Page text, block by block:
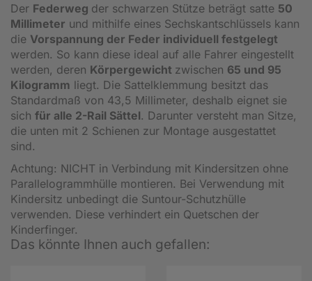
Der Federweg der schwarzen Stütze beträgt satte 50
Millimeter und mithilfe eines Sechskantschlüssels kann
die Vorspannung der Feder individuell festgelegt
werden. So kann diese ideal auf alle Fahrer eingestellt
werden, deren Körpergewicht zwischen 65 und 95
Kilogramm liegt. Die Sattelklemmung besitzt das
Standardmaß von 43,5 Millimeter, deshalb eignet sie
sich für alle 2-Rail Sättel. Darunter versteht man Sitze,
die unten mit 2 Schienen zur Montage ausgestattet
sind.
Achtung: NICHT in Verbindung mit Kindersitzen ohne
Parallelogrammhülle montieren. Bei Verwendung mit
Kindersitz unbedingt die Suntour-Schutzhülle
verwenden. Diese verhindert ein Quetschen der
Kinderfinger.
Das könnte Ihnen auch gefallen: